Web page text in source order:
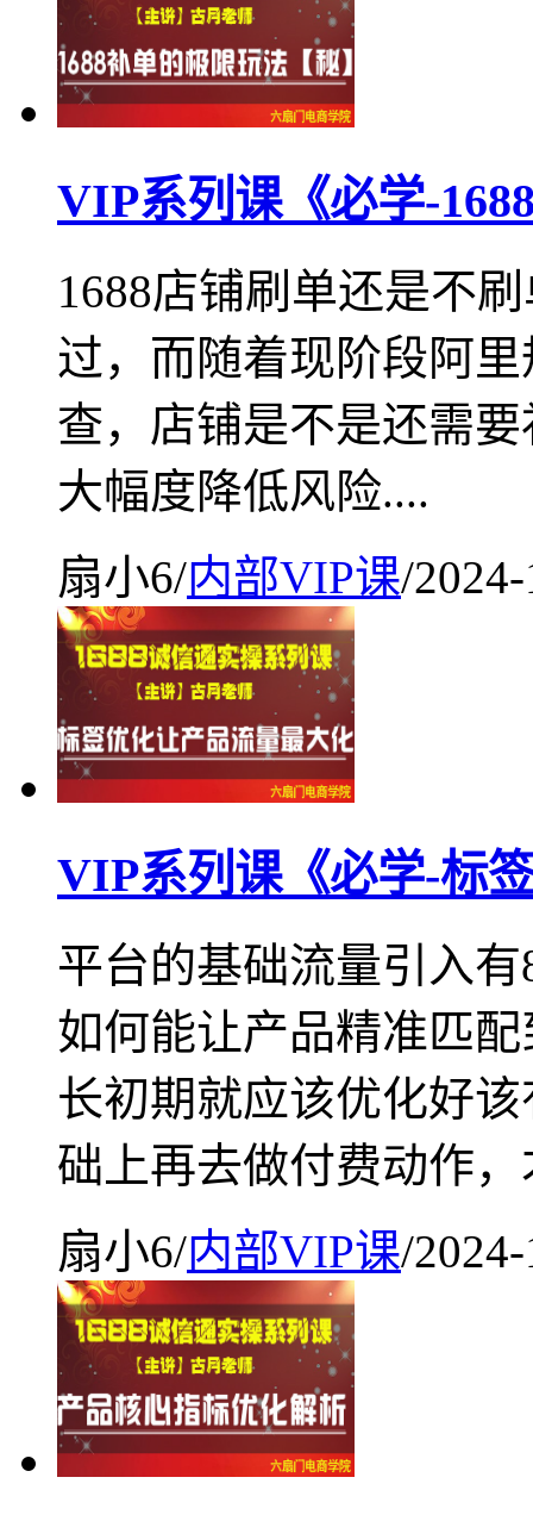
VIP系列课《必学-
1688店铺刷单还是不
过，而随着现阶段阿
查，店铺是不是还需
大幅度降低风险....
扇小6/内部VIP课/
VIP系列课《必学-标
平台的基础流量引入
如何能让产品精准匹
长初期就应该优化好
础上再去做付费动作，
扇小6/内部VIP课/